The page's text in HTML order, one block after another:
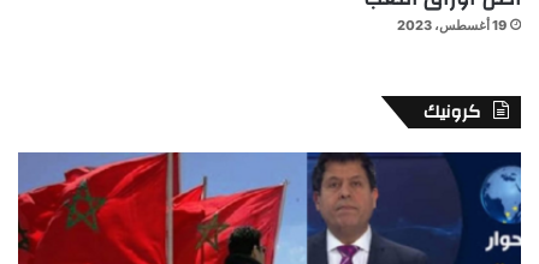
19 أغسطس، 2023
كرونيك